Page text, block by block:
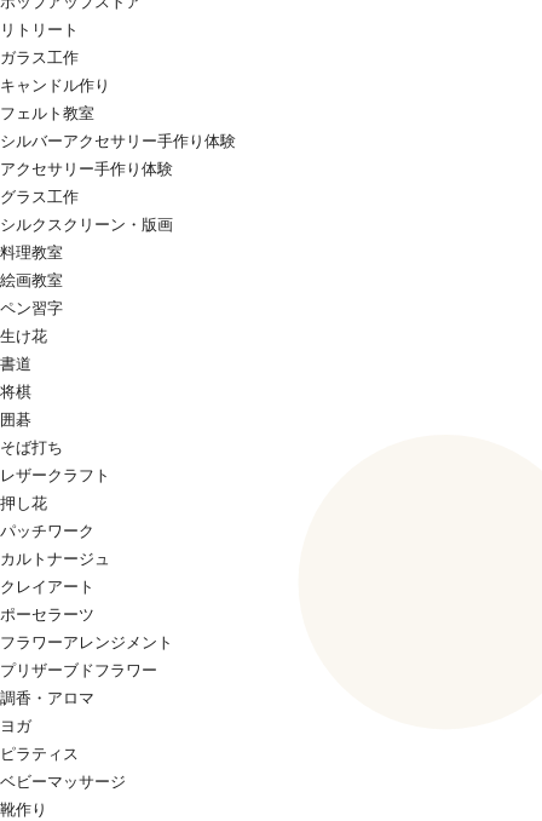
リトリート
ガラス工作
キャンドル作り
フェルト教室
シルバーアクセサリー手作り体験
アクセサリー手作り体験
グラス工作
シルクスクリーン・版画
料理教室
絵画教室
ペン習字
生け花
書道
将棋
囲碁
そば打ち
レザークラフト
押し花
パッチワーク
カルトナージュ
クレイアート
ポーセラーツ
フラワーアレンジメント
プリザーブドフラワー
調香・アロマ
ヨガ
ピラティス
ベビーマッサージ
靴作り